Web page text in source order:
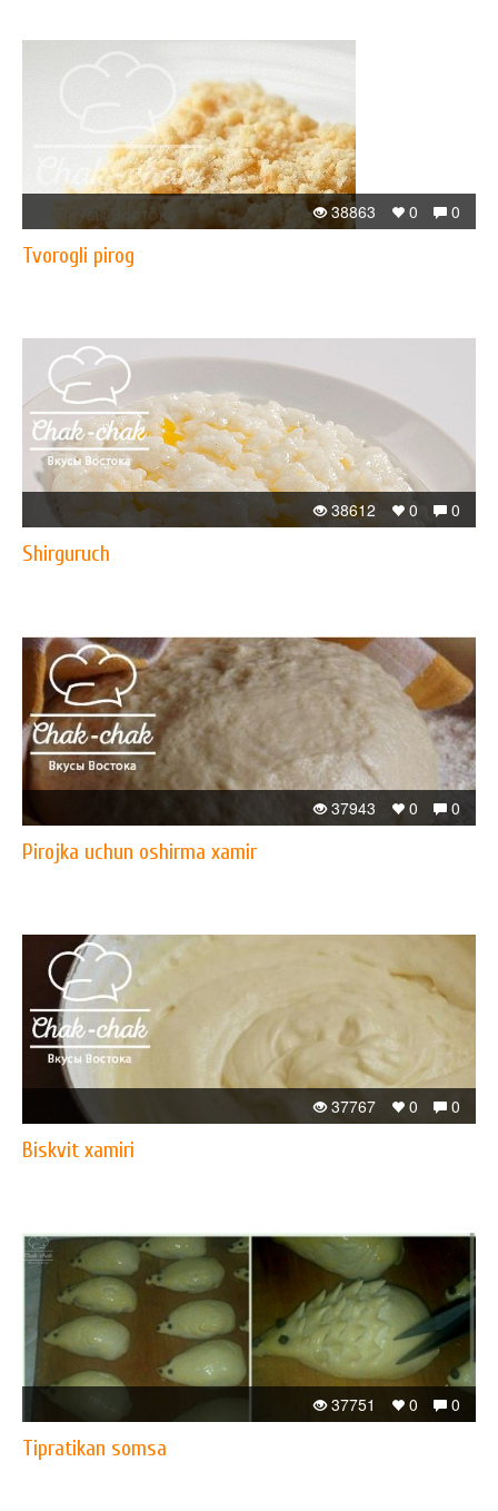
0
0
38863
Tvorogli pirog
0
0
38612
Shirguruch
0
0
37943
Pirojka uchun oshirma xamir
0
0
37767
Biskvit xamiri
0
0
37751
Tipratikan somsa